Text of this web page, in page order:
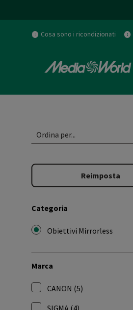
Cosa sono i ricondizionati
Reimposta
Categoria
Obiettivi Mirrorless
Marca
CANON (5)
SIGMA (4)